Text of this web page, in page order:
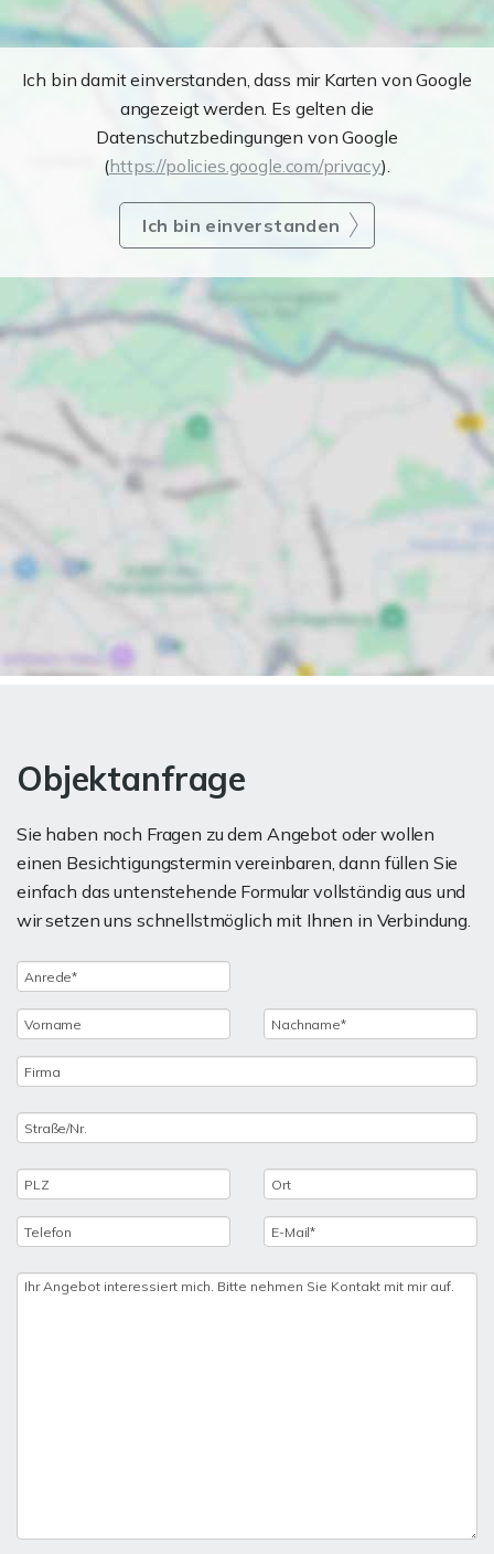
Ich bin damit einverstanden, dass mir Karten von Google
angezeigt werden. Es gelten die
Datenschutzbedingungen von Google
(https://policies.google.com/privacy).
Ich bin einverstanden
Objektanfrage
Sie haben noch Fragen zu dem Angebot oder wollen
einen Besichtigungstermin vereinbaren, dann füllen Sie
einfach das untenstehende Formular vollständig aus und
wir setzen uns schnellstmöglich mit Ihnen in Verbindung.